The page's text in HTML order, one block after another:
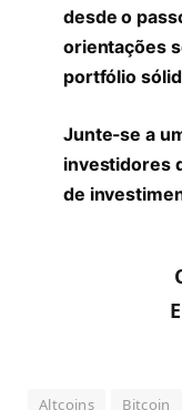
desde o
orientações
portfólio
Junte-se a
investidores
de
Altcoins Bitcoin